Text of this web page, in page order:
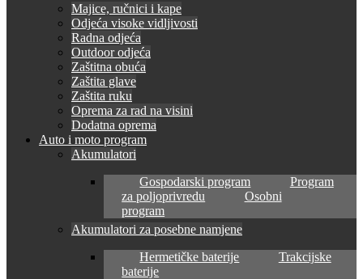
Majice, ručnici i kape
Odjeća visoke vidljivosti
Radna odjeća
Outdoor odjeća
Zaštitna obuća
Zaštita glave
Zaštita ruku
Oprema za rad na visini
Dodatna oprema
Auto i moto program
Akumulatori
Gospodarski program
Program
za poljoprivredu
Osobni
program
Akumulatori za posebne namjene
Hermetičke baterije
Trakcijske
baterije